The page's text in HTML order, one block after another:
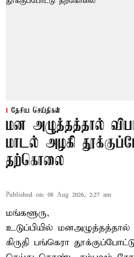
தேசிய செய்திகள்
மன அழுத்தத்தால்
மாடல் அழகி
தற்கொலை
Published on: 08 Aug 2026, 2:27 am
மங்களூரு,
உடுப்பியில்
கிருதி பங்கெரா